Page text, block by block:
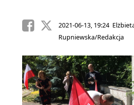
2021-06-13, 19:24
Rupniewska/Redakcja